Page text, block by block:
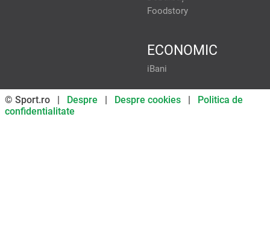
Foodstory
ECONOMIC
iBani
© Sport.ro | Despre | Despre cookies | Politica de
confidentialitate